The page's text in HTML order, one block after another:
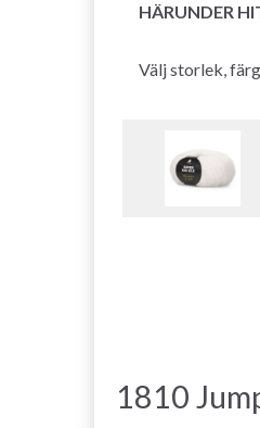
HÄRUNDER
Välj storlek,
1810